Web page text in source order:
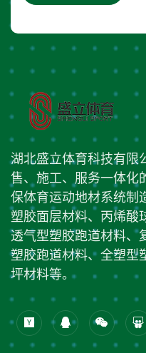
湖北盛立体育科技有限
售、施工、服务一体化
保体育运动地材系统制
塑胶面层材料、丙烯酸
透气型塑胶跑道材料、
塑胶跑道材料、全塑型
坪材料等。